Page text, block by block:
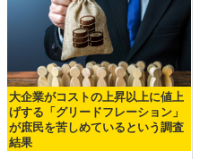
大企業がコストの上昇以上に値上
げする「グリードフレーション」
が庶民を苦しめているという調査
結果